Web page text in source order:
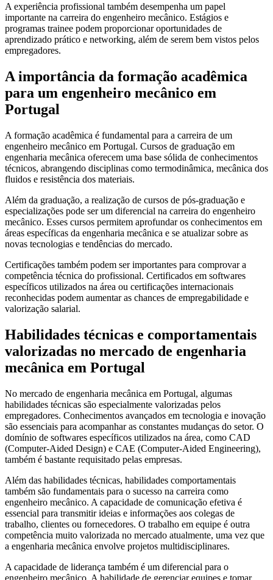
A experiência profissional também desempenha um papel
importante na carreira do engenheiro mecânico. Estágios e
programas trainee podem proporcionar oportunidades de
aprendizado prático e networking, além de serem bem vistos pelos
empregadores.
A importância da formação acadêmica
para um engenheiro mecânico em
Portugal
A formação acadêmica é fundamental para a carreira de um
engenheiro mecânico em Portugal. Cursos de graduação em
engenharia mecânica oferecem uma base sólida de conhecimentos
técnicos, abrangendo disciplinas como termodinâmica, mecânica dos
fluidos e resistência dos materiais.
Além da graduação, a realização de cursos de pós-graduação e
especializações pode ser um diferencial na carreira do engenheiro
mecânico. Esses cursos permitem aprofundar os conhecimentos em
áreas específicas da engenharia mecânica e se atualizar sobre as
novas tecnologias e tendências do mercado.
Certificações também podem ser importantes para comprovar a
competência técnica do profissional. Certificados em softwares
específicos utilizados na área ou certificações internacionais
reconhecidas podem aumentar as chances de empregabilidade e
valorização salarial.
Habilidades técnicas e comportamentais
valorizadas no mercado de engenharia
mecânica em Portugal
No mercado de engenharia mecânica em Portugal, algumas
habilidades técnicas são especialmente valorizadas pelos
empregadores. Conhecimentos avançados em tecnologia e inovação
são essenciais para acompanhar as constantes mudanças do setor. O
domínio de softwares específicos utilizados na área, como CAD
(Computer-Aided Design) e CAE (Computer-Aided Engineering),
também é bastante requisitado pelas empresas.
Além das habilidades técnicas, habilidades comportamentais
também são fundamentais para o sucesso na carreira como
engenheiro mecânico. A capacidade de comunicação efetiva é
essencial para transmitir ideias e informações aos colegas de
trabalho, clientes ou fornecedores. O trabalho em equipe é outra
competência muito valorizada no mercado atualmente, uma vez que
a engenharia mecânica envolve projetos multidisciplinares.
A capacidade de liderança também é um diferencial para o
engenheiro mecânico. A habilidade de gerenciar equipes e tomar